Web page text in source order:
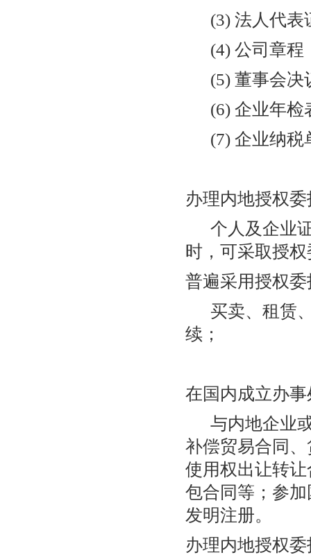
(3) 法人代表
(4) 公司章程
(5) 董事会决
(6) 企业年检
(7) 企业纳税
办理内地授权
个人及企业证
时，可采取授
普遍采用授权
买卖、租赁、
续；
在国内成立办事
与内地企业或
补偿贸易合同
使用权出让转
包合同等；参
发明注册。
办理内地授权